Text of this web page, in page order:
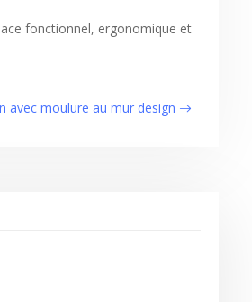
fonctionnel, ergonomique et
avec moulure au mur design